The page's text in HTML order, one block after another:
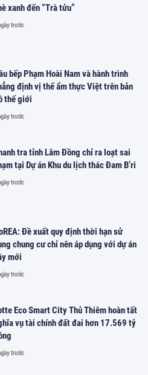
xanh đến “Trà tửu”
trước
bếp Phạm Hoài Nam và hành trình
định vị thế ẩm thực Việt trên bản
thế giới
trước
tra tỉnh Lâm Đồng chỉ ra loạt sai
tại Dự án Khu du lịch thác Đam B’ri
trước
Đề xuất quy định thời hạn sử
chung cư chỉ nên áp dụng với dự án
mới
trước
Eco Smart City Thủ Thiêm hoàn tất
vụ tài chính đất đai hơn 17.569 tỷ
trước